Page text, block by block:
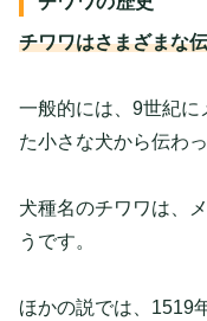
チワワはさまざまな
一般的には、9世紀に
た小さな犬から伝わ
犬種名のチワワは、
うです。
ほかの説では、1519